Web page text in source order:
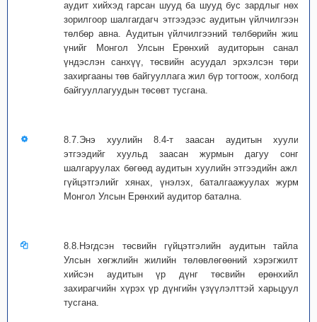
аудит хийхэд гарсан шууд ба шууд бус зардлыг нөхөх
зорилгоор шалгагдагч этгээдээс аудитын үйлчилгээний
төлбөр авна. Аудитын үйлчилгээний төлбөрийн жишиг
үнийг Монгол Улсын Ерөнхий аудиторын саналыг
үндэслэн санхүү, төсвийн асуудал эрхэлсэн төрийн
захиргааны төв байгууллага жил бүр тогтоож, холбогдох
байгууллагуудын төсөвт тусгана.
8.7.Энэ хуулийн 8.4-т заасан аудитын хуулийн
этгээдийг хуульд заасан журмын дагуу сонгон
шалгаруулах бөгөөд аудитын хуулийн этгээдийн ажлын
гүйцэтгэлийг хянах, үнэлэх, баталгаажуулах журмыг
Монгол Улсын Ерөнхий аудитор батална.
8.8.Нэгдсэн төсвийн гүйцэтгэлийн аудитын тайланд
Улсын хөгжлийн жилийн төлөвлөгөөний хэрэгжилтэд
хийсэн аудитын үр дүнг төсвийн ерөнхийлөн
захирагчийн хүрэх үр дүнгийн үзүүлэлттэй харьцуулан
тусгана.